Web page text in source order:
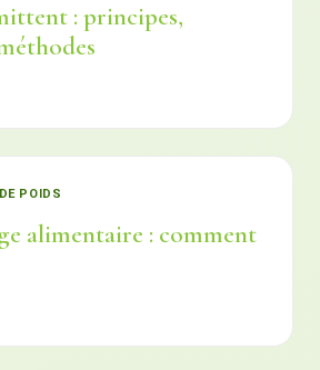
: principes,
POIDS
alimentaire : comment